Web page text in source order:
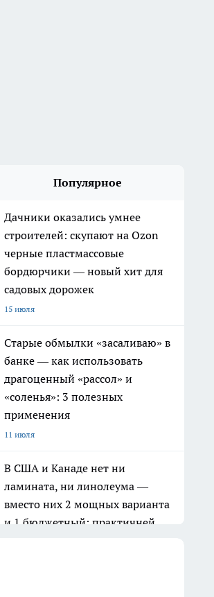
Популярное
Дачники оказались умнее
строителей: скупают на Ozon
черные пластмассовые
бордюрчики — новый хит для
садовых дорожек
15 июля
Старые обмылки «засаливаю» в
банке — как использовать
драгоценный «рассол» и
«соленья»: 3 полезных
применения
11 июля